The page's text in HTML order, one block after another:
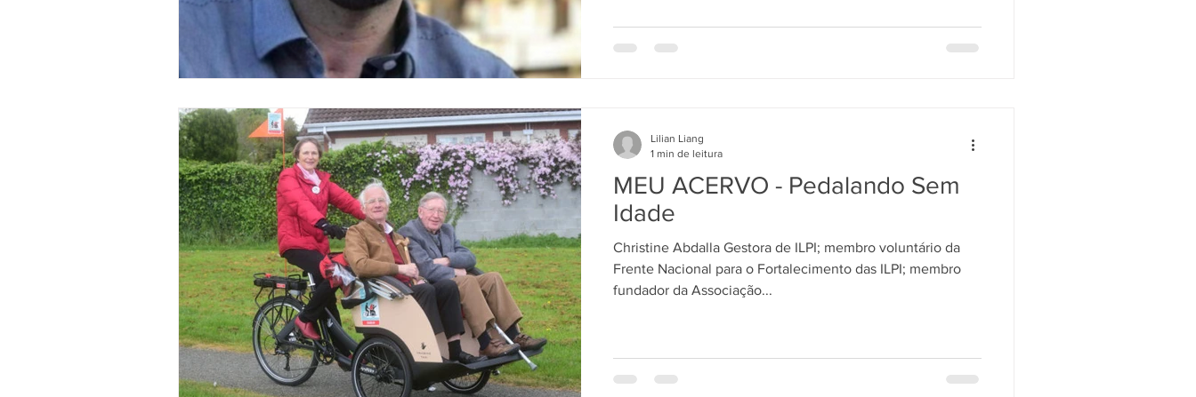
MEU ACERVO - Pedalando Sem
Idade
Christine Abdalla Gestora de ILPI; membro voluntário da
Frente Nacional para o Fortalecimento das ILPI; membro
fundador da Associação...
Lilian Liang
1 min de leitura